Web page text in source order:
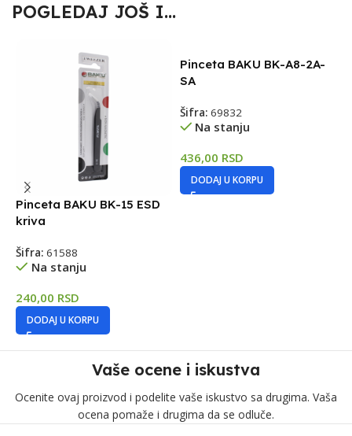
POGLEDAJ JOŠ I...
Pinceta BAKU BK-15 ESD
kriva
Šifra: 61588
Na stanju
240,00 RSD
DODAJ U KORPU
Pinceta BAKU BK-A8-2A-
SA
Šifra: 69832
Na stanju
436,00 RSD
DODAJ U KORPU
Vaše ocene i iskustva
Ocenite ovaj proizvod i podelite vaše iskustvo sa drugima. Vaša
ocena pomaže i drugima da se odluče.